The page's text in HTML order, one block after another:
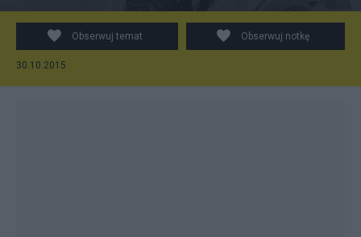
Wyd, Alma-Press
Obserwuj temat Obserwuj notkę
30.10.2015